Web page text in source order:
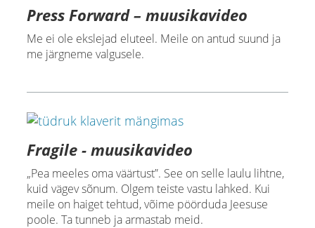
Press Forward – muusikavideo
Me ei ole ekslejad eluteel. Meile on antud suund ja
me järgneme valgusele.
Fragile - muusikavideo
„Pea meeles oma väärtust”. See on selle laulu lihtne,
kuid vägev sõnum. Olgem teiste vastu lahked. Kui
meile on haiget tehtud, võime pöörduda Jeesuse
poole. Ta tunneb ja armastab meid.